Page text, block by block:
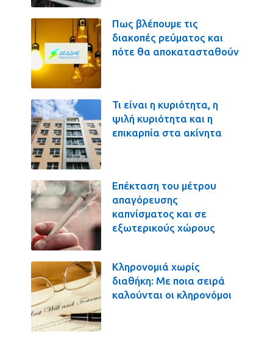
Πως βλέπουμε τις
διακοπές ρεύματος και
πότε θα αποκατασταθούν
Τι είναι η κυριότητα, η
ψιλή κυριότητα και η
επικαρπία στα ακίνητα
Επέκταση του μέτρου
απαγόρευσης
καπνίσματος και σε
εξωτερικούς χώρους
Κληρονομιά χωρίς
διαθήκη: Με ποια σειρά
καλούνται οι κληρονόμοι